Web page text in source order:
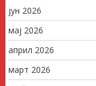
јун 2026
мај 2026
април 2026
март 2026